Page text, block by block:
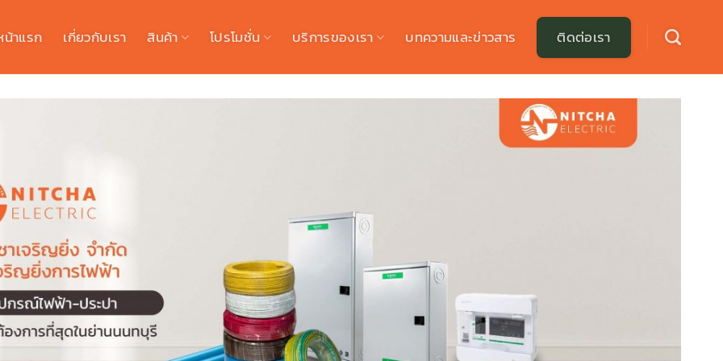
น้าแรก เกี่ยวกับเรา สินค้า โปรโมชั่น บริการของเรา บทความและข่าวสาร ติดต่อเรา